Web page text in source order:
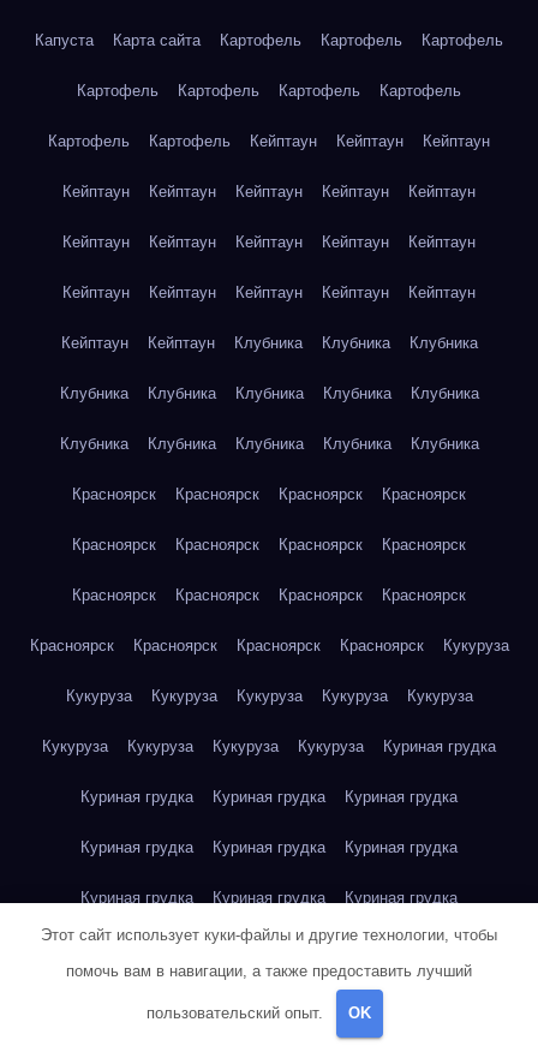
Капуста Карта сайта Картофель Картофель Картофель
Картофель Картофель Картофель Картофель
Картофель Картофель Кейптаун Кейптаун Кейптаун
Кейптаун Кейптаун Кейптаун Кейптаун Кейптаун
Кейптаун Кейптаун Кейптаун Кейптаун Кейптаун
Кейптаун Кейптаун Кейптаун Кейптаун Кейптаун
Кейптаун Кейптаун Клубника Клубника Клубника
Клубника Клубника Клубника Клубника Клубника
Клубника Клубника Клубника Клубника Клубника
Красноярск Красноярск Красноярск Красноярск
Красноярск Красноярск Красноярск Красноярск
Красноярск Красноярск Красноярск Красноярск
Красноярск Красноярск Красноярск Красноярск Кукуруза
Кукуруза Кукуруза Кукуруза Кукуруза Кукуруза
Кукуруза Кукуруза Кукуруза Кукуруза Куриная грудка
Куриная грудка Куриная грудка Куриная грудка
Куриная грудка Куриная грудка Куриная грудка
Куриная грудка Куриная грудка Куриная грудка
Куриное яйцо Куриное яйцо Куриное яйцо
Куриное яйцо
Этот сайт использует куки-файлы и другие технологии, чтобы
помочь вам в навигации, а также предоставить лучший
пользовательский опыт. OK